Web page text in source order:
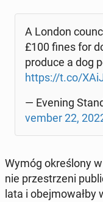
A London
£100 fines for
produce a dog
https://t.co/
— Evening
vem­ber 22,
Wymóg okre­ślo­ny
nie prze­strze­ni
lata i